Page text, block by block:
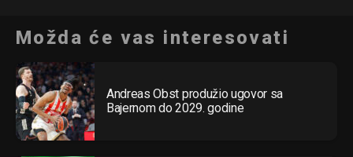
Možda će vas interesovati
Andreas Obst produžio ugovor sa
Bajernom do 2029. godine